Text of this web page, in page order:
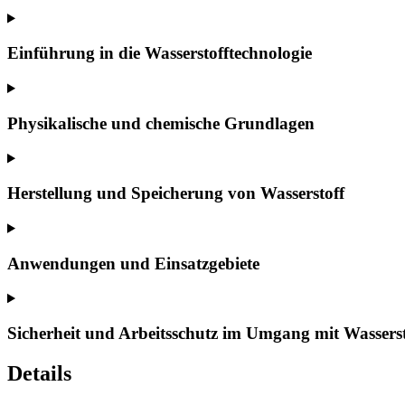
Einführung in die Wasserstofftechnologie
Physikalische und chemische Grundlagen
Herstellung und Speicherung von Wasserstoff
Anwendungen und Einsatzgebiete
Sicherheit und Arbeitsschutz im Umgang mit
Details